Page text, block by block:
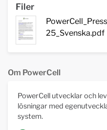
Filer
25_Svenska.pdf
Om PowerCell
PowerCell utvecklar och
lösningar med
system.